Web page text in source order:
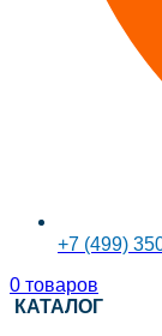
+7 (499)
0 товаров
КАТАЛОГ